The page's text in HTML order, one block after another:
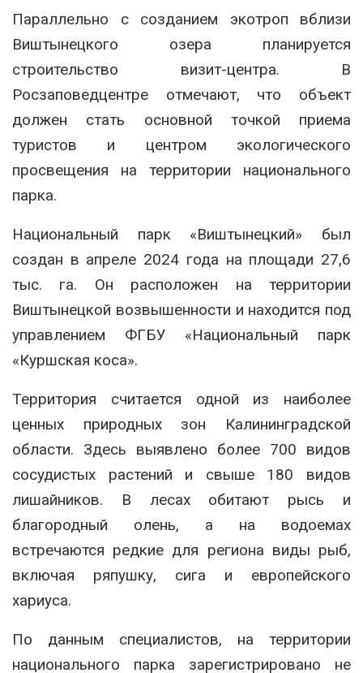
Параллельно с созданием экотроп вблизи
Виштынецкого озера планируется
строительство визит-центра. В
Росзаповедцентре отмечают, что объект
должен стать основной точкой приема
туристов и центром экологического
просвещения на территории национального
парка.
Национальный парк «Виштынецкий» был
создан в апреле 2024 года на площади 27,6
тыс. га. Он расположен на территории
Виштынецкой возвышенности и находится под
управлением ФГБУ «Национальный парк
«Куршская коса».
Территория считается одной из наиболее
ценных природных зон Калининградской
области. Здесь выявлено более 700 видов
сосудистых растений и свыше 180 видов
лишайников. В лесах обитают рысь и
благородный олень, а на водоемах
встречаются редкие для региона виды рыб,
включая ряпушку, сига и европейского
хариуса.
По данным специалистов, на территории
национального парка зарегистрировано не